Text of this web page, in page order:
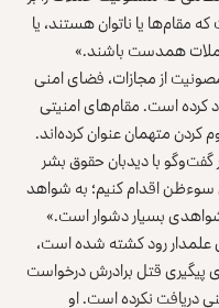
مقام‌ها یا ناتوان هستند، یا
همدست باشند.»
از مجازات، فضای امنی
کرده است. مقام‌های امنیتی
کردن متهمان عنوان کرده‌اند.
گفت‌وگو با دیدبان حقوق بشر
سوءظن اقدام کنیم؛ به شواهد
بسیار دشوار است‌.»
علمدار رود کشته شده است،
پیگیری قتل برادرش درخواست
دریافت نکرده است. او